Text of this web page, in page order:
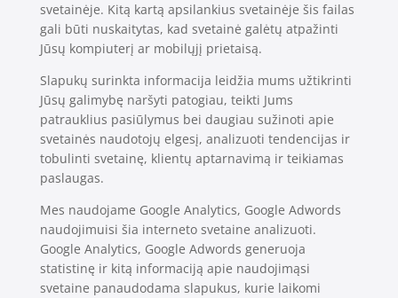
svetainėje. Kitą kartą apsilankius svetainėje šis failas
gali būti nuskaitytas, kad svetainė galėtų atpažinti
Jūsų kompiuterį ar mobilųjį prietaisą.
Slapukų surinkta informacija leidžia mums užtikrinti
Jūsų galimybę naršyti patogiau, teikti Jums
patrauklius pasiūlymus bei daugiau sužinoti apie
svetainės naudotojų elgesį, analizuoti tendencijas ir
tobulinti svetainę, klientų aptarnavimą ir teikiamas
paslaugas.
Mes naudojame Google Analytics, Google Adwords
naudojimuisi šia interneto svetaine analizuoti.
Google Analytics, Google Adwords generuoja
statistinę ir kitą informaciją apie naudojimąsi
svetaine panaudodama slapukus, kurie laikomi